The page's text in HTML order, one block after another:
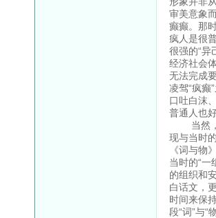
审美意象
癫癫。那
疯人是很
很强的“异
经济社会
无法完成
凌驾“疯癫
口吐白沫
普通人也
当然，
现与当时
《词与物
当时的“一
的组织和
白话文，
时间来保
段“词”与